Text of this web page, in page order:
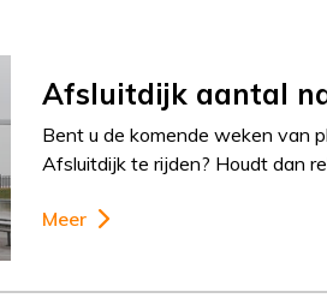
Afsluitdijk aantal
Bent u de komende weken van
Afsluitdijk te rijden? Houdt dan
Meer